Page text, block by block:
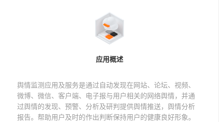
社会化媒体综合管理与发布
新闻线索
融媒体管控SAAS应用
xpaper融媒体报刊SAAS解决方案
Xedit融媒体采编SAAS解决方案
XTP融媒体选题策划SAAS解决方案
XDMPS融媒体媒资管理SAAS解决方案
社会化媒体综合管理与发布SAAS解决方案
财务问题
常见问题
文档中心
学习中心
基础服务
登录
应用概述
舆情监测应用及服务是通过自动发现在网站、论坛、视频、
微博、微信、客户端、电子报与用户相关的网络舆情，并通
过舆情的发现、预警、分析及研判提供舆情推送，舆情分析
报告。帮助用户及时的作出判断保持用户的健康良好形象。